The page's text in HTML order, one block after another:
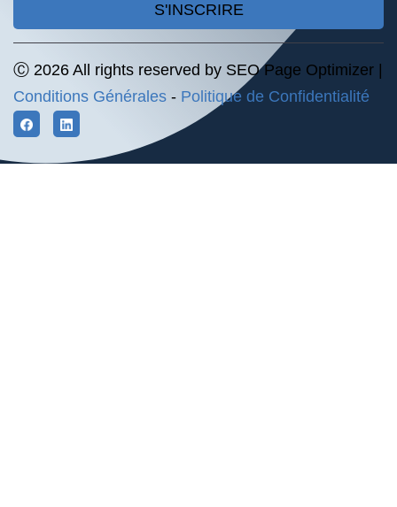
S'INSCRIRE
Ⓒ 2026 All rights reserved by SEO Page Optimizer |
Conditions Générales - Politique de Confidentialité